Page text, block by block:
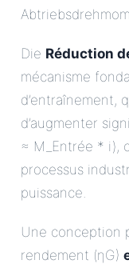
Die Réduction
mécanisme
d’entraînement,
d’augmenter
≈ M_Entrée * i),
processus
puissance.
Une conception
rendement (ηG)